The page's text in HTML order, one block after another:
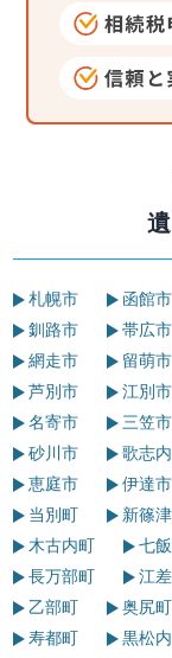
札幌市 函館市
釧路市
帯広市
網走市
留萌市
芦別市
江別市
名寄市
三笠市
砂川市
歌志
恵庭市
伊達市
当別町
新篠
木古内町
七
長万部町
江
乙部町
奥尻町
寿都町
黒松